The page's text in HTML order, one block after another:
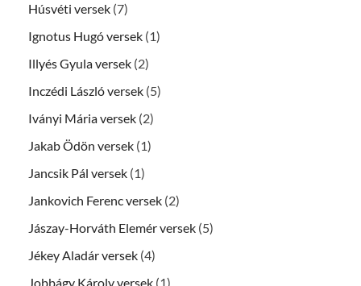
Húsvéti versek (7)
Ignotus Hugó versek (1)
Illyés Gyula versek (2)
Inczédi László versek (5)
Iványi Mária versek (2)
Jakab Ödön versek (1)
Jancsik Pál versek (1)
Jankovich Ferenc versek (2)
Jászay-Horváth Elemér versek (5)
Jékey Aladár versek (4)
Jobbágy Károly versek (1)